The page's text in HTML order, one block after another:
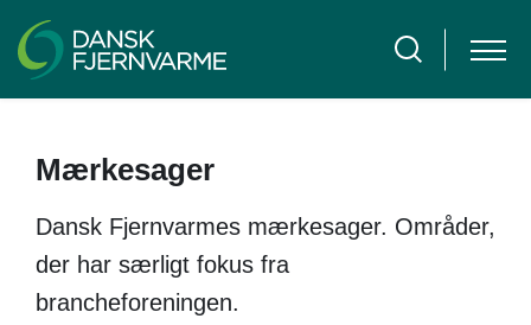
Mærkesager
Dansk Fjernvarmes mærkesager. Områder,
der har særligt fokus fra
brancheforeningen.